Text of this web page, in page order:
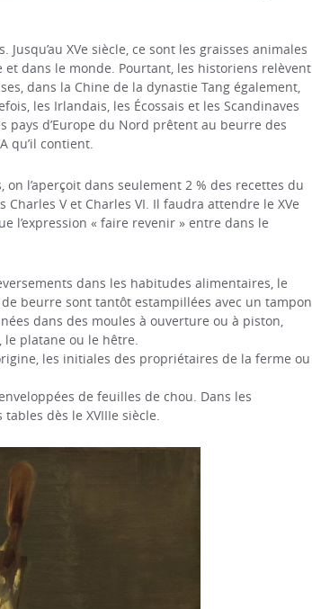
XVe siècle, ce sont les graisses animales
dans le monde. Pourtant, les historiens relèvent
dans la Chine de la dynastie Tang également,
les Irlandais, les Écossais et les Scandinaves
d’Europe du Nord prêtent au beurre des
qu’il contient.
l’aperçoit dans seulement 2 % des recettes du
V et Charles VI. Il faudra attendre le XVe
l’expression « faire revenir » entre dans le
dans les habitudes alimentaires, le
beurre sont tantôt estampillées avec un tampon
dans des moules à ouverture ou à piston,
le platane ou le hêtre.
les initiales des propriétaires de la ferme ou
de feuilles de chou. Dans les
dès le XVIIIe siècle.